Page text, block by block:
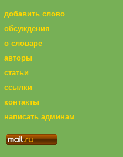
добавить слово
обсуждения
о словаре
авторы
статьи
ссылки
контакты
написать админам